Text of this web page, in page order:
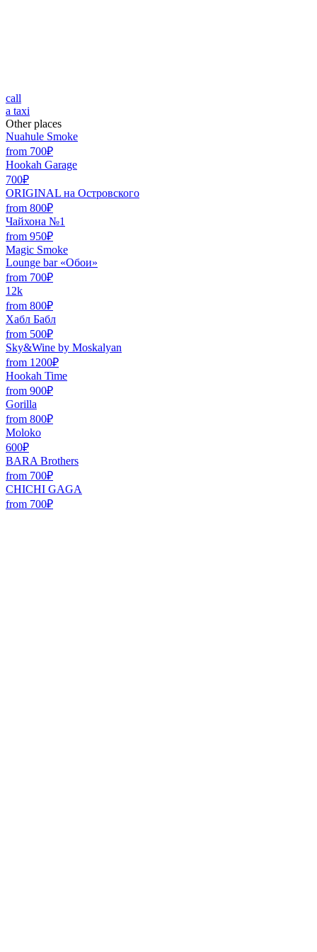
call
a taxi
Other places
Nuahule Smoke
from 700₽
Hookah Garage
700₽
ORIGINAL на Островского
from 800₽
Чайхона №1
from 950₽
Magic Smoke
Lounge bar «Обои»
from 700₽
12k
from 800₽
Хабл Бабл
from 500₽
Sky&Wine by Moskalyan
from 1200₽
Hookah Time
from 900₽
Gorilla
from 800₽
Moloko
600₽
BARA Brothers
from 700₽
CHICHI GAGA
from 700₽